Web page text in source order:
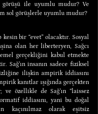
görüşü ile uyumlu mudur? Ve
sol görüşlerle uyumlu mudur?
kesin bir “evet” olacaktır. Sosyal
olan her liberteryen, Sağcı
gerçekliğini kabul etmekte
Sağ’ın insanın sadece fiziksel
ilişkin ampirik iddiasını
kanıtlar ışığında gerçekten
özellikle de Sağ’ın “laissez
iddiasını, yani bu doğal
kaçınılmaz olarak eşitsiz